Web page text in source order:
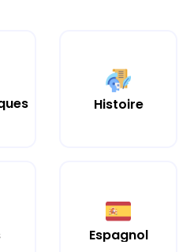
Histoire
Espagnol